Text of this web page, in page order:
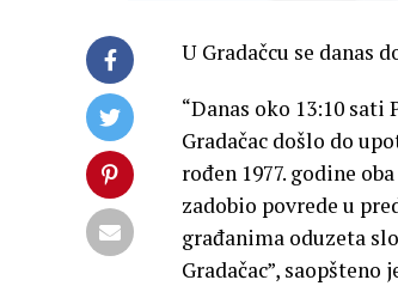
U Gradačcu se danas
“Danas oko 13:10
Gradačac došlo do
rođen 1977. godine
zadobio povrede u
građanima oduzeta
Gradačac”, saopšteno